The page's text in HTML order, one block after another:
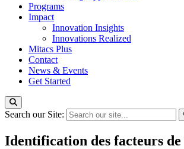
Programs
Impact
Innovation Insights
Innovations Realized
Mitacs Plus
Contact
News & Events
Get Started
Search our Site:
Identification des facteurs